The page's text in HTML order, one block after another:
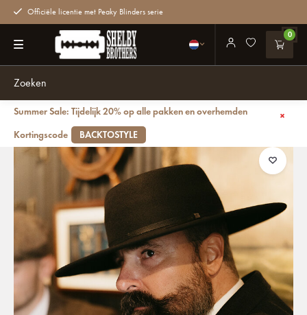
Officiële licentie met Peaky Blinders serie
0
Summer Sale: Tijdelijk 20% op alle pakken en overhemden
Kortingscode
BACKTOSTYLE
Alfie Solomons hoed